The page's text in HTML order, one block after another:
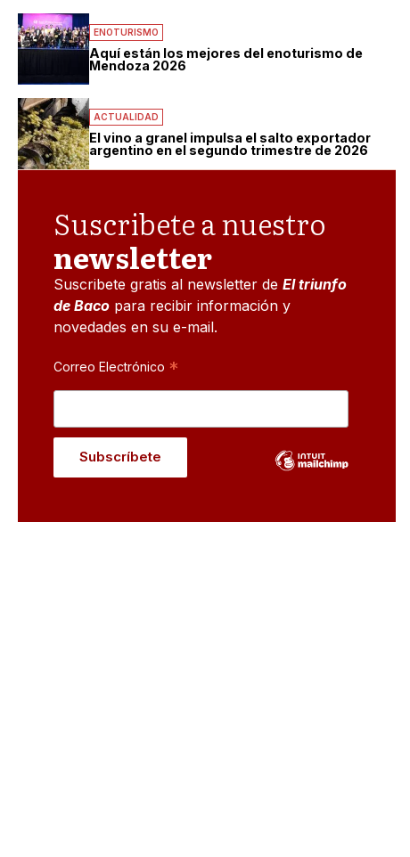
ENOTURISMO
Aquí están los mejores del enoturismo de
Mendoza 2026
ACTUALIDAD
El vino a granel impulsa el salto exportador
argentino en el segundo trimestre de 2026
Suscribete a nuestro
newsletter
Suscribete gratis al newsletter deEl triunfo
de Baco para recibir información y
novedades en su e-mail.
Correo Electrónico *